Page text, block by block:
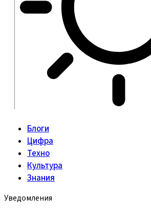
Блоги
Цифра
Техно
Культура
Знания
Уведомления